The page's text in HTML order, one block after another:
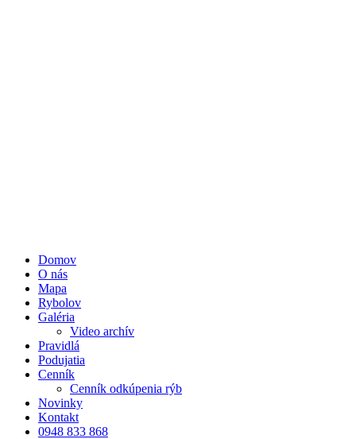
Domov
O nás
Mapa
Rybolov
Galéria
Video archív
Pravidlá
Podujatia
Cenník
Cenník odkúpenia rýb
Novinky
Kontakt
0948 833 868